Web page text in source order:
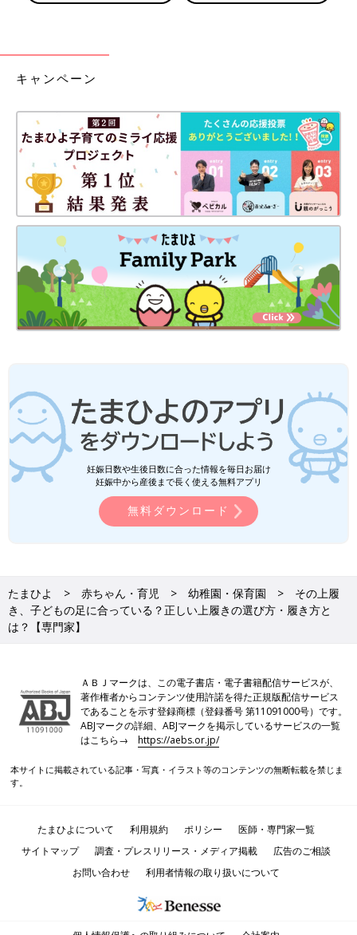
キャンペーン
妊娠日数や生後日数に合った情報を毎日お届け
妊娠中から産後まで長く使える無料アプリ
無料ダウンロード
たまひよ 赤ちゃん・育児 幼稚園・保育園
その上履
き、子どもの足に合っている？正しい上履きの選び方・履き方と
は？【専門家】
ＡＢＪマークは、この電子書店・電子書籍配信サービスが、
著作権者からコンテンツ使用許諾を得た正規版配信サービス
であることを示す登録商標（登録番号 第11091000号）です。
ABJマークの詳細、ABJマークを掲示しているサービスの一覧
はこちら→https://aebs.or.jp/
本サイトに掲載されている記事・写真・イラスト等のコンテンツの無断転載を禁じま
す。
たまひよについて 利用規約 ポリシー
医師・専門家一覧
サイトマップ
調査・プレスリリース・メディア掲載
広告のご相談
お問い合わせ
利用者情報の取り扱いについて